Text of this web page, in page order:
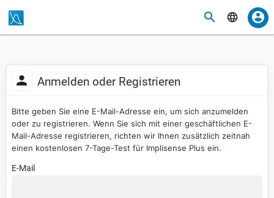
Anmelden oder Registrieren
Bitte geben Sie eine E-Mail-Adresse ein, um sich anzumelden
oder zu registrieren. Wenn Sie sich mit einer geschäftlichen E-
Mail-Adresse registrieren, richten wir Ihnen zusätzlich zeitnah
einen kostenlosen 7-Tage-Test für Implisense Plus ein.
E-Mail